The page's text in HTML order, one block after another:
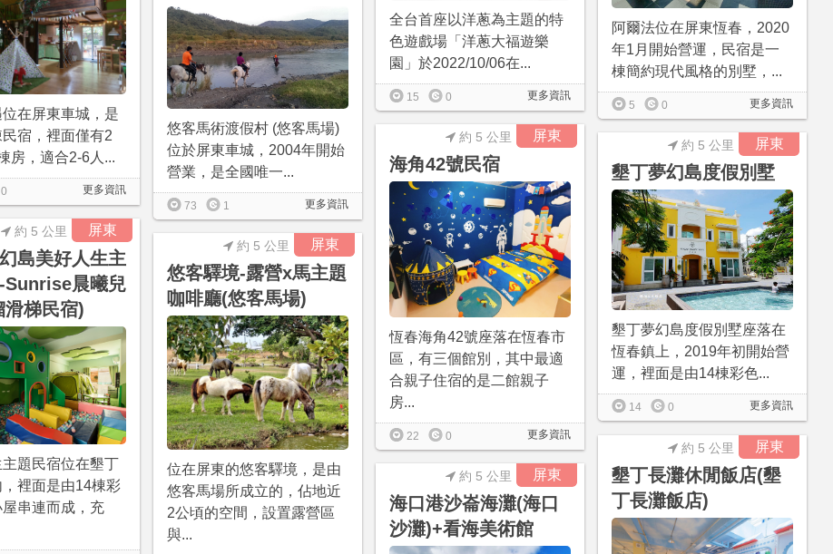
全台首座以洋蔥為主題的特
色遊戲場「洋蔥大福遊樂
園」於2022/10/06在...
更多資訊
15 0
阿爾法位在屏東恆春，2020
年1月開始營運，民宿是一
棟簡約現代風格的別墅，...
更多資訊
5 0
在屏東車城，是
宿，裡面僅有2
房，適合2-6人...
更多資訊
0
悠客馬術渡假村 (悠客馬場)
位於屏東車城，2004年開始
營業，是全國唯一...
更多資訊
73 1
屏東
海角42號民宿
約 5 公里
恆春海角42號座落在恆春市
區，有三個館別，其中最適
合親子住宿的是二館親子
房...
更多資訊
22 0
屏東
墾丁夢幻島度假別墅
約 5 公里
墾丁夢幻島度假別墅座落在
恆春鎮上，2019年初開始營
運，裡面是由14棟彩色...
更多資訊
14 0
屏東
島美好人生主
Sunrise晨曦兒
滑梯民宿)
約 5 公里
題民宿位在墾丁
裡面是由14棟彩
串連而成，充
屏東
悠客驛境-露營x馬主題
咖啡廳(悠客馬場)
約 5 公里
位在屏東的悠客驛境，是由
悠客馬場所成立的，佔地近
2公頃的空間，設置露營區
與...
屏東
墾丁長灘休閒飯店(墾
丁長灘飯店)
約 5 公里
屏東
海口港沙崙海灘(海口
沙灘)+看海美術館
約 5 公里